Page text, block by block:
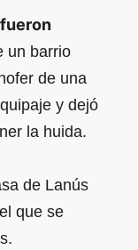
un barrio
de una
y dejó
la huida.
de Lanús
que se